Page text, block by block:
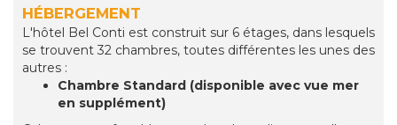
HÉBERGEMENT
L'hôtel Bel Conti est construit sur 6 étages, dans lesquels
se trouvent 32 chambres, toutes différentes les unes des
autres :
Chambre Standard (disponible avec vue mer
en supplément)